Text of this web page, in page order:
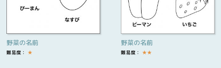
野菜の名前
難易度： ★
野菜の名前
難易度： ★★